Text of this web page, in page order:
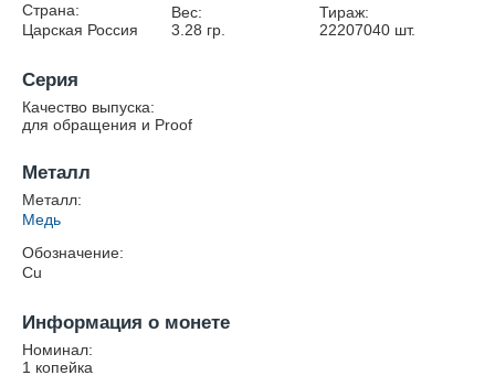
Страна:
Царская Россия
Вес:
3.28 гр.
Тираж:
22207040 шт.
Серия
Качество выпуска:
для обращения и Proof
Металл
Металл:
Медь
Обозначение:
Cu
Информация о монете
Номинал:
1 копейка